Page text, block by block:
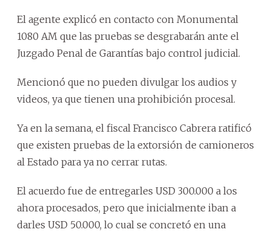
El agente explicó en contacto con Monumental
1080 AM que las pruebas se desgrabarán ante el
Juzgado Penal de Garantías bajo control judicial.
Mencionó que no pueden divulgar los audios y
videos, ya que tienen una prohibición procesal.
Ya en la semana, el fiscal Francisco Cabrera ratificó
que existen pruebas de la extorsión de camioneros
al Estado para ya no cerrar rutas.
El acuerdo fue de entregarles USD 300.000 a los
ahora procesados, pero que inicialmente iban a
darles USD 50.000, lo cual se concretó en una